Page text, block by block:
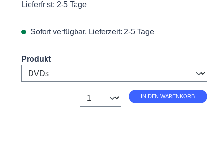
Lieferfrist: 2-5 Tage
Sofort verfügbar, Lieferzeit: 2-5 Tage
Select
Produkt
Anzahl IN DEN WARENKORB